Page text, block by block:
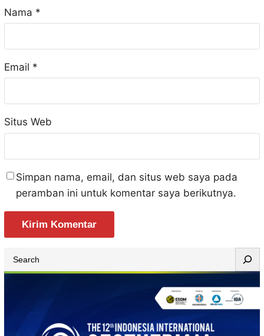
Nama *
Email *
Situs Web
Simpan nama, email, dan situs web saya pada
peramban ini untuk komentar saya berikutnya.
e